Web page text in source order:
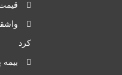
قیمت
کرد